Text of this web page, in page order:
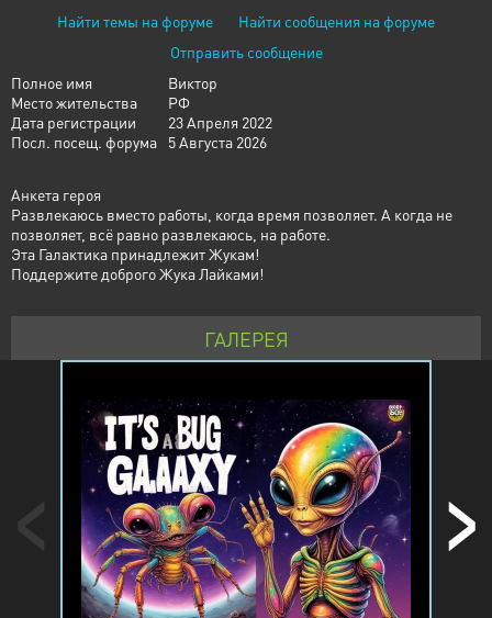
Найти темы на форуме
Найти сообщения на форуме
Отправить сообщение
Полное имя
Виктор
Место жительства
РФ
Дата регистрации
23 Апреля 2022
Посл. посещ. форума
5 Августа 2026
Анкета героя
Развлекаюсь вместо работы, когда время позволяет. А когда не
позволяет, всё равно развлекаюсь, на работе.
Эта Галактика принадлежит Жукам!
Поддержите доброго Жука Лайками!
ГАЛЕРЕЯ